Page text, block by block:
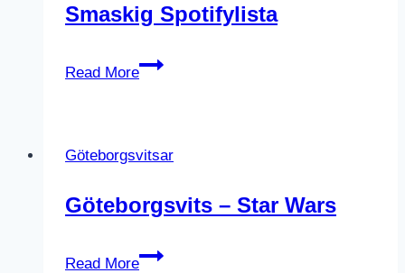
Smaskig Spotifylista
Read More
Smaskig
Göteborgsvitsar
Göteborgsvits – Star Wars
Read More
Göteborgsvits